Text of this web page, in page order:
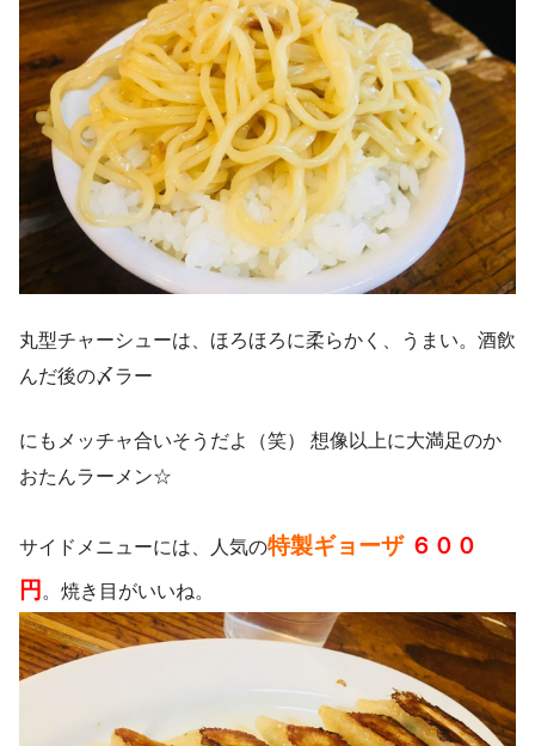
丸型チャーシューは、ほろほろに柔らかく、うまい。酒飲
んだ後の〆ラー
にもメッチャ合いそうだよ（笑） 想像以上に大満足のか
おたんラーメン☆
サイドメニューには、人気の特製ギョーザ ６００
円 。焼き目がいいね。